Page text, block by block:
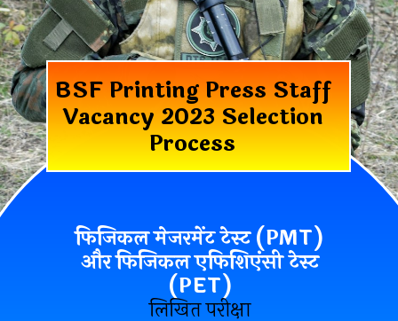
BSF Printing Press Staff
Vacancy 2023 Selection
Process
फिजिकल मेजरमेंट टेस्ट (PMT)
और फिजिकल एफिशिएंसी टेस्ट
(PET)
लिखित परीक्षा